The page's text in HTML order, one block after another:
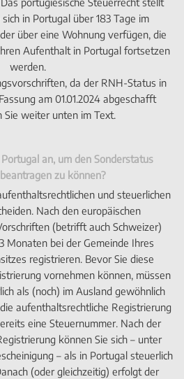
in Portugal über 183 Tage im
über eine Wohnung verfügen, die
Aufenthalt in Portugal fortsetzen
werden.
da der RNH-Status in
am 01.01.2024 abgeschafft
Sie weiter unten im Text.
an, um den Sonderstatus
zu können?
und steuerlichen
Nach den europäischen
(betrifft auch Schweizer)
Monaten bei der Gemeinde Ihres
registrieren. Bevor Sie diese
vornehmen können, müssen
als (noch) im Ausland gewöhnlich
aufenthaltsrechtliche Registrierung
eine Steuernummer. Nach der
können Sie sich – unter
– als in Portugal steuerlich
(oder gleichzeitig) erfolgt der